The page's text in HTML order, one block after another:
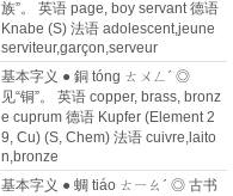
族”。 英语 page, boy servant 德语
Knabe (S) 法语 adolescent,jeune
serviteur,garçon,serveur
基本字义 ● 銅 tóng ㄊㄨㄥˊ ◎
见“铜”。 英语 copper, brass, bronz
e cuprum 德语 Kupfer (Element 2
9, Cu)​ (S, Chem) 法语 cuivre,laito
n,bronze
基本字义 ● 蜩 tiáo ㄊㄧㄠˊ ◎ 古书